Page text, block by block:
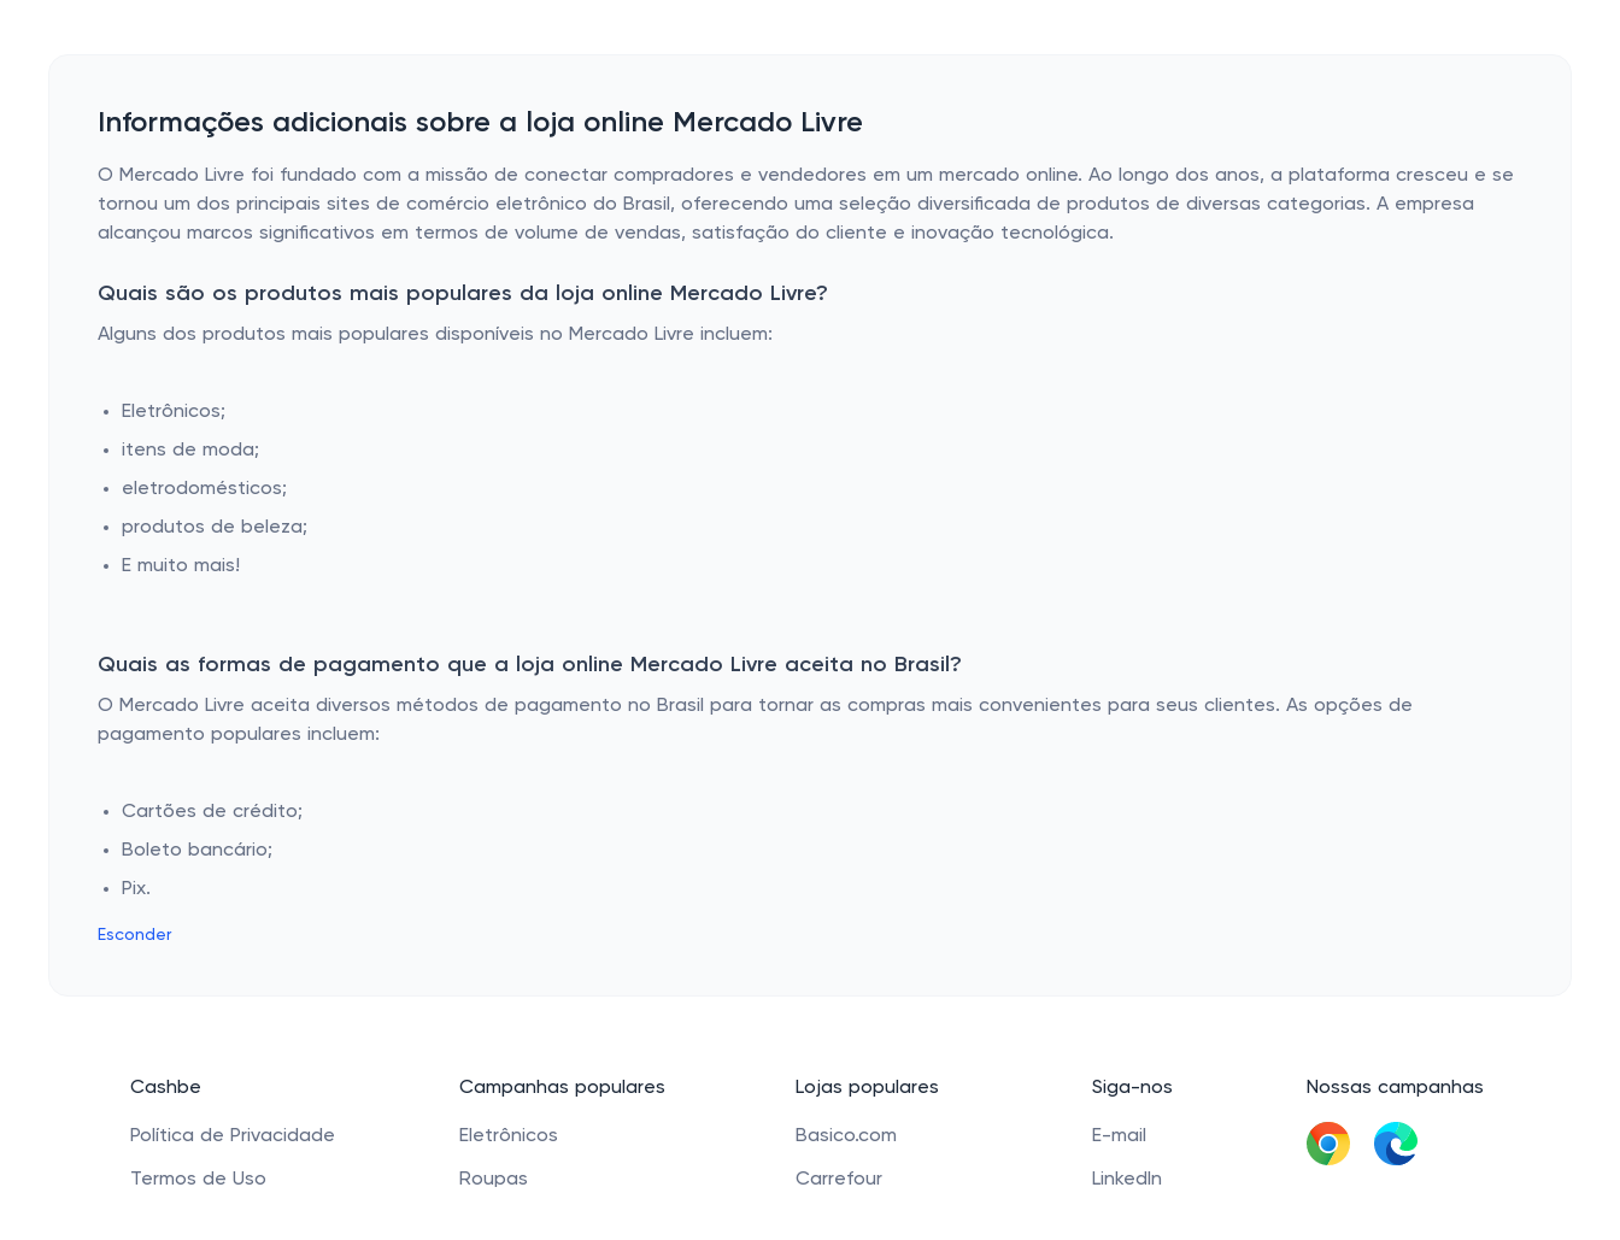
Informações adicionais sobre a loja online Mercado Livre
O Mercado Livre foi fundado com a missão de conectar compradores e vendedores em um mercado online. Ao longo dos anos, a plataforma cresceu e se
tornou um dos principais sites de comércio eletrônico do Brasil, oferecendo uma seleção diversificada de produtos de diversas categorias. A empresa
alcançou marcos significativos em termos de volume de vendas, satisfação do cliente e inovação tecnológica.
Quais são os produtos mais populares da loja online Mercado Livre?
Alguns dos produtos mais populares disponíveis no Mercado Livre incluem:
Eletrônicos;
itens de moda;
eletrodomésticos;
produtos de beleza;
E muito mais!
Quais as formas de pagamento que a loja online Mercado Livre aceita no Brasil?
O Mercado Livre aceita diversos métodos de pagamento no Brasil para tornar as compras mais convenientes para seus clientes. As opções de
pagamento populares incluem:
Cartões de crédito;
Boleto bancário;
Pix.
Esconder
Cashbe
Política de Privacidade
Termos de Uso
Campanhas populares
Eletrônicos
Roupas
Lojas populares
Basico.com
Carrefour
Siga-nos
E-mail
LinkedIn
Nossas campanhas